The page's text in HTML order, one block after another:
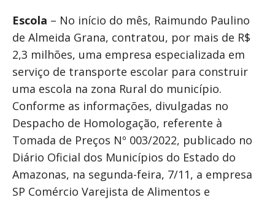
Escola – No início do mês, Raimundo Paulino
de Almeida Grana, contratou, por mais de R$
2,3 milhões, uma empresa especializada em
serviço de transporte escolar para construir
uma escola na zona Rural do município.
Conforme as informações, divulgadas no
Despacho de Homologação, referente à
Tomada de Preços Nº 003/2022, publicado no
Diário Oficial dos Municípios do Estado do
Amazonas, na segunda-feira, 7/11, a empresa
SP Comércio Varejista de Alimentos e